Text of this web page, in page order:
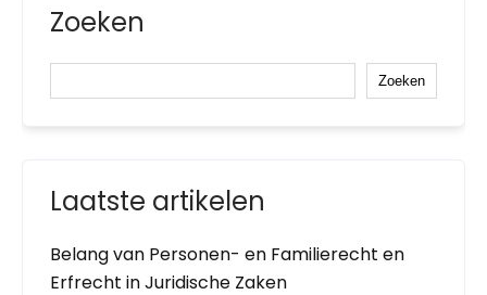
Zoeken
Zoeken
Laatste artikelen
Belang van Personen- en Familierecht en
Erfrecht in Juridische Zaken